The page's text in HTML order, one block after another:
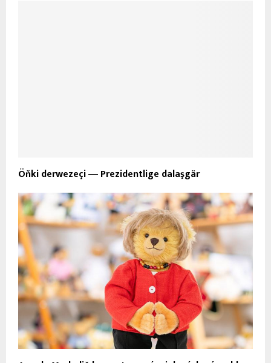
Öňki derwezeçi ― Prezidentlige dalaşgär